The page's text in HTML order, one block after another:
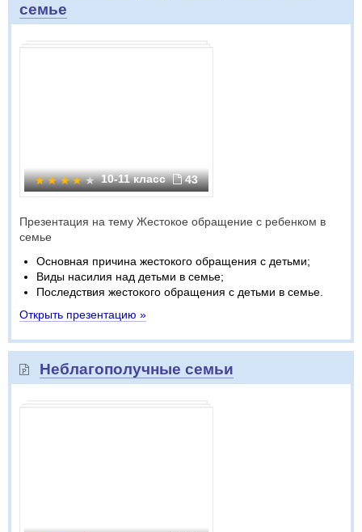
семье
10-11 класс 43
Презентация на тему Жестокое обращение с ребенком в
семье
Основная причина жестокого обращения с детьми;
Виды насилия над детьми в семье;
Последствия жестокого обращения с детьми в семье.
Открыть презентацию »
Неблагополучные семьи